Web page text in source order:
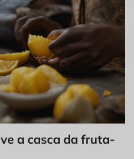
a casca da fruta-